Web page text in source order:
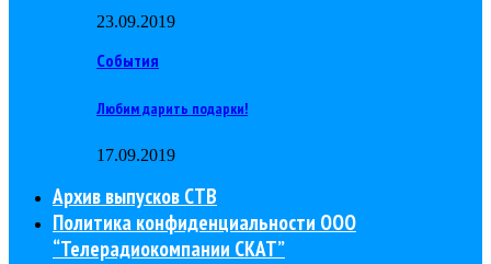
23.09.2019
События
Любим дарить подарки!
17.09.2019
Архив выпусков СТВ
Политика конфиденциальности ООО
“Телерадиокомпании СКАТ”